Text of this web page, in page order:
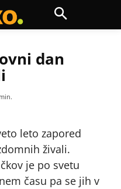
dan
min.
leto zapored
živali.
je po svetu
času pa se jih v